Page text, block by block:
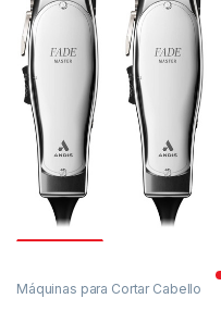
Máquinas para Cortar Cabello